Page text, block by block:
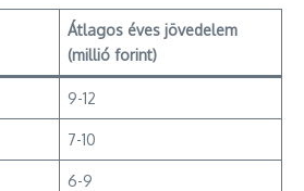
Átlagos éves jövedelem
(millió forint)
9-12
7-10
6-9